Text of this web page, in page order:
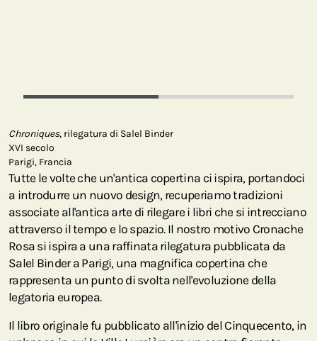
Chroniques, rilegatura di Salel Binder
XVI secolo
Parigi, Francia
Tutte le volte che un'antica copertina ci ispira, portandoci
a introdurre un nuovo design, recuperiamo tradizioni
associate all'antica arte di rilegare i libri che si intrecciano
attraverso il tempo e lo spazio. Il nostro motivo Cronache
Rosa si ispira a una raffinata rilegatura pubblicata da
Salel Binder a Parigi, una magnifica copertina che
rappresenta un punto di svolta nell'evoluzione della
legatoria europea.
Il libro originale fu pubblicato all'inizio del Cinquecento, in